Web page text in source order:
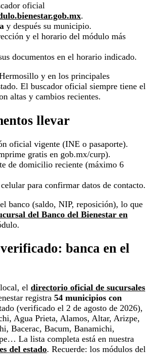
oficial
.
y después su municipio.
y el horario del módulo más
documentos en el horario indicado.
y en los principales
El buscador oficial siempre tiene el
altas y cambios recientes.
llevar
oficial vigente (INE o pasaporte).
gratis en gob.mx/curp).
de domicilio reciente (máximo 6
para confirmar datos de contacto.
banco (saldo, NIP, reposición), lo que
del Banco del Bienestar en
banca en el
el directorio oficial de sucursales
registra 54 municipios con
(verificado el 2 de agosto de 2026),
Agua Prieta, Alamos, Altar, Arizpe,
Bacerac, Bacum, Banamichi,
La lista completa está en nuestra
del estado. Recuerde: los módulos del